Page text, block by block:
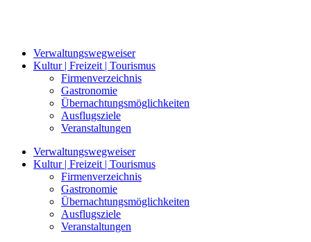
Verwaltungswegweiser
Kultur | Freizeit | Tourismus
Firmenverzeichnis
Gastronomie
Übernachtungsmöglichkeiten
Ausflugsziele
Veranstaltungen
Verwaltungswegweiser
Kultur | Freizeit | Tourismus
Firmenverzeichnis
Gastronomie
Übernachtungsmöglichkeiten
Ausflugsziele
Veranstaltungen